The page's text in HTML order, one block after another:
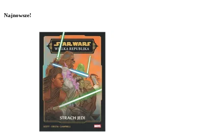
Najnowsze!